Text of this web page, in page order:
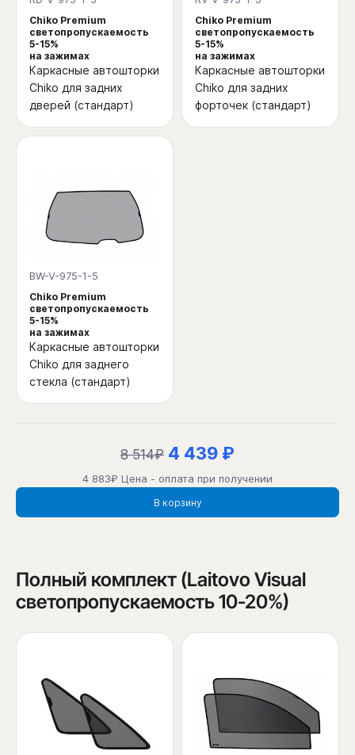
Chiko Premium
светопропускаемость
5-15%
на зажимах
Каркасные автошторки
Chiko для задних
дверей (стандарт)
Chiko Premium
светопропускаемость
5-15%
на зажимах
Каркасные автошторки
Chiko для задних
форточек (стандарт)
BW-V-975-1-5
Chiko Premium
светопропускаемость
5-15%
на зажимах
Каркасные автошторки
Chiko для заднего
стекла (стандарт)
8 514₽ 4 439 ₽
4 883₽ Цена - оплата при получении
В корзину
Полный комплект (Laitovo Visual
светопропускаемость 10-20%)